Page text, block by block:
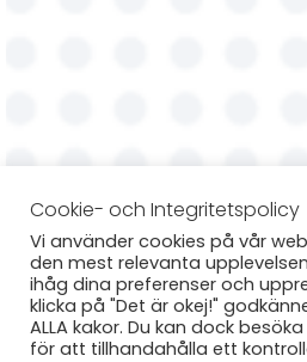
Cookie- och Integritetspolicy
Vi använder cookies på vår
den mest relevanta
ihåg dina preferenser och
klicka på "Det är okej!"
ALLA kakor. Du kan dock
för att tillhandahålla ett